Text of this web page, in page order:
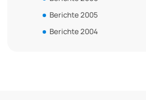
Berichte 2005
Berichte 2004